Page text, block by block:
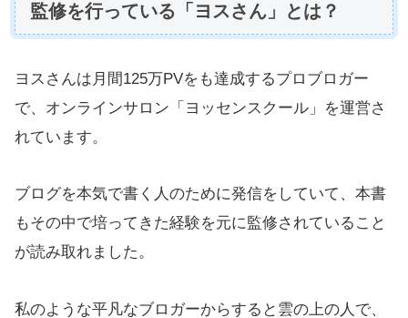
監修を行っている「ヨスさん」とは？
ヨスさんは月間125万PVをも達成するプロブロガー
で、オンラインサロン「ヨッセンスクール」を運営さ
れています。
ブログを本気で書く人のために発信をしていて、本書
もその中で培ってきた経験を元に監修されていること
が読み取れました。
私のような平凡なブロガーからすると雲の上の人で、